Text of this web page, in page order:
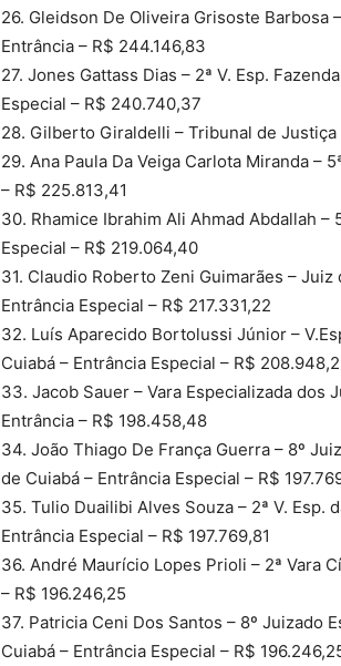
26. Gleidson De Oliveira Grisoste Barbosa
Entrância – R$ 244.146,83
27. Jones Gattass Dias – 2ª V. Esp.
Especial – R$ 240.740,37
28. Gilberto Giraldelli – Tribunal de Justiça
29. Ana Paula Da Veiga Carlota Miranda –
– R$ 225.813,41
30. Rhamice Ibrahim Ali Ahmad Abdallah –
Especial – R$ 219.064,40
31. Claudio Roberto Zeni Guimarães –
Entrância Especial – R$ 217.331,22
32. Luís Aparecido Bortolussi Júnior –
Cuiabá – Entrância Especial – R$
33. Jacob Sauer – Vara Especializada dos
Entrância – R$ 198.458,48
34. João Thiago De França Guerra – 8º
de Cuiabá – Entrância Especial – R$
35. Tulio Duailibi Alves Souza – 2ª V. Esp.
Entrância Especial – R$ 197.769,81
36. André Maurício Lopes Prioli – 2ª Vara
– R$ 196.246,25
37. Patricia Ceni Dos Santos – 8º Juizado
Cuiabá – Entrância Especial – R$